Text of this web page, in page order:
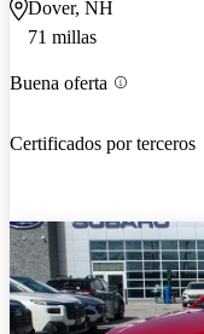
Dover, NH
71 millas
Buena oferta
Certificados por terceros